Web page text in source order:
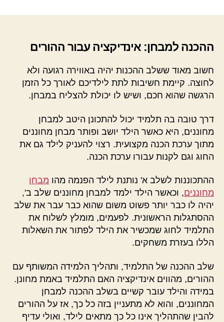
ההכנה למבחן: אינדיקציה עבור ההורים
חשוב מאוד ששלב ההכנות יהיה באווירה רגועה ולא
לחוצה. קיימת חשיבות לתת לילדיכם לאורך כל הזמן
הרגשה שהוא חכם, ושיש לו יכולת להצליח במבחן.
דרך טובה בה תלמיד יכול להתכונן היטב למבחן
מחוננים, היא כאשר הילד יושב ופותר מבחן מחוננים
מתוך ערכת הכנה מקצועית. רצוי להעניק לילד גם את
החוג וגם לקנות עבורו ערכת הכנה.
ההתכוננות לשלב א' נותנת לילד הפנמה מהו מבחן
מחוננים, וכאשר הילד ילמד למבחן מחוננים שלב ב',
יהיה לו כבר יותר פשוט משום שהוא כבר עבר את שלב
ההסתגלות הראשונית. לפעמים, מומלץ לשלוח את
התלמיד לחוג שמכשיר את הילד לפתור את השאלות
הללו בעזרת משחקים.
שלב ההכנה של התלמיד, ותהליך הלמידה המשותף עם
ההורים, מהווים אינדיקציה האם התלמיד באמת מחונן.
במידה והילד עובר קשיים בשלב ההכנה למבחן
המחוננים, והוא לא מתעניין בזה כל כך, אז על ההורים
להבין שהתהליך אינו כל כך מתאים לילד, ואולי עדיף